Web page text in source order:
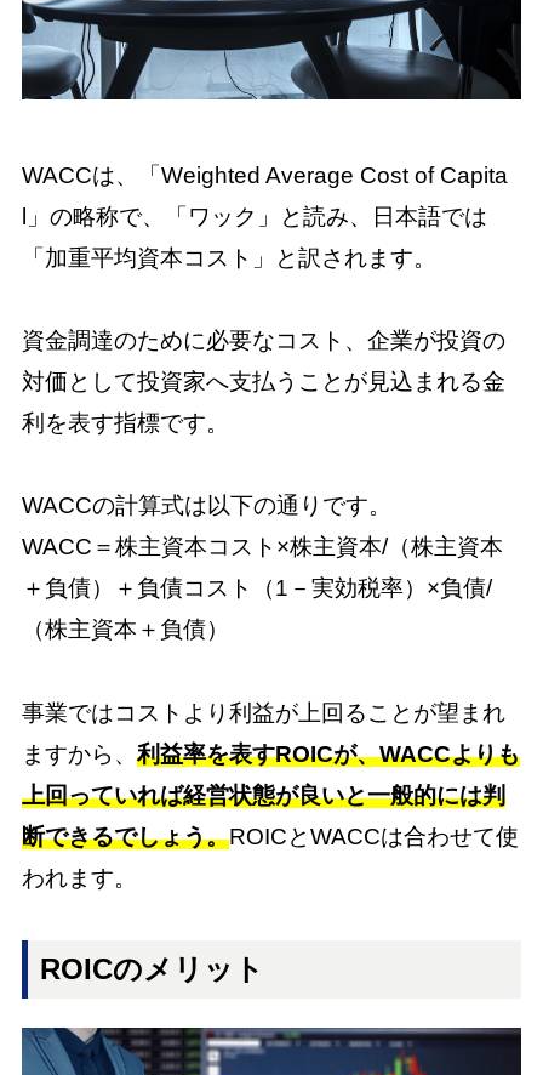
WACCは、「Weighted Average Cost of Capita
l」の略称で、「ワック」と読み、日本語では
「加重平均資本コスト」と訳されます。
資金調達のために必要なコスト、企業が投資の
対価として投資家へ支払うことが見込まれる金
利を表す指標です。
WACCの計算式は以下の通りです。
WACC＝株主資本コスト×株主資本/（株主資本
＋負債）＋負債コスト（1－実効税率）×負債/
（株主資本＋負債）
事業ではコストより利益が上回ることが望まれ
ますから、利益率を表すROICが、WACCよりも
上回っていれば経営状態が良いと一般的には判
断できるでしょう。ROICとWACCは合わせて使
われます。
ROICのメリット